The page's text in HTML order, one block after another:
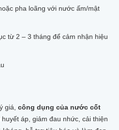
pha loãng với nước ấm/mật
từ 2 – 3 tháng để cảm nhận hiệu
giá, công dụng của nước cốt
áp, giảm đau nhức, cải thiện